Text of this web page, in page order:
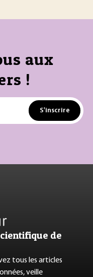
aux
!
S'inscrire
de
tous les articles
veille